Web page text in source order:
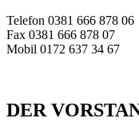
Telefon 0381 666 878 06
Fax 0381 666 878 07
Mobil 0172 637 34 67
DER